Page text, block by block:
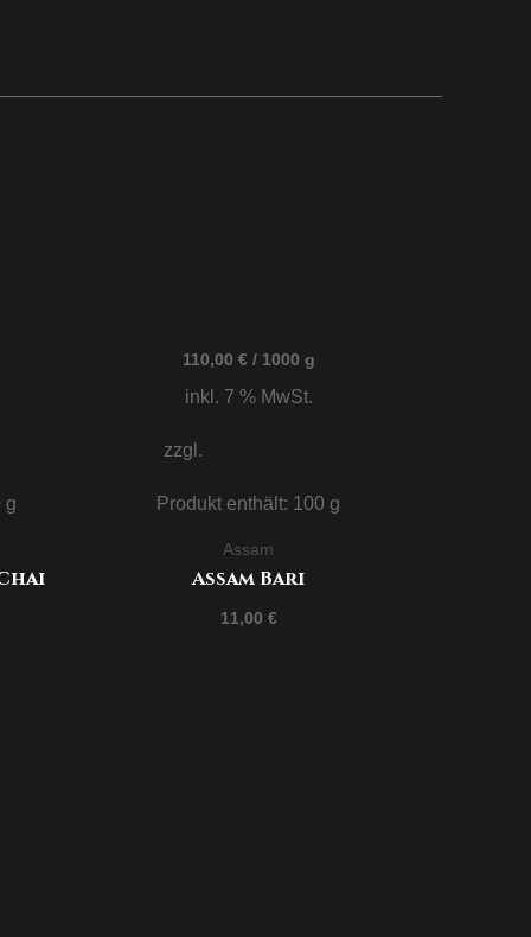
g
110,00 €/ 1000 g
inkl. 7 % MwSt.
zzgl.
Produkt enthält: 100 g
Assam
Assam Bari
11,00 €